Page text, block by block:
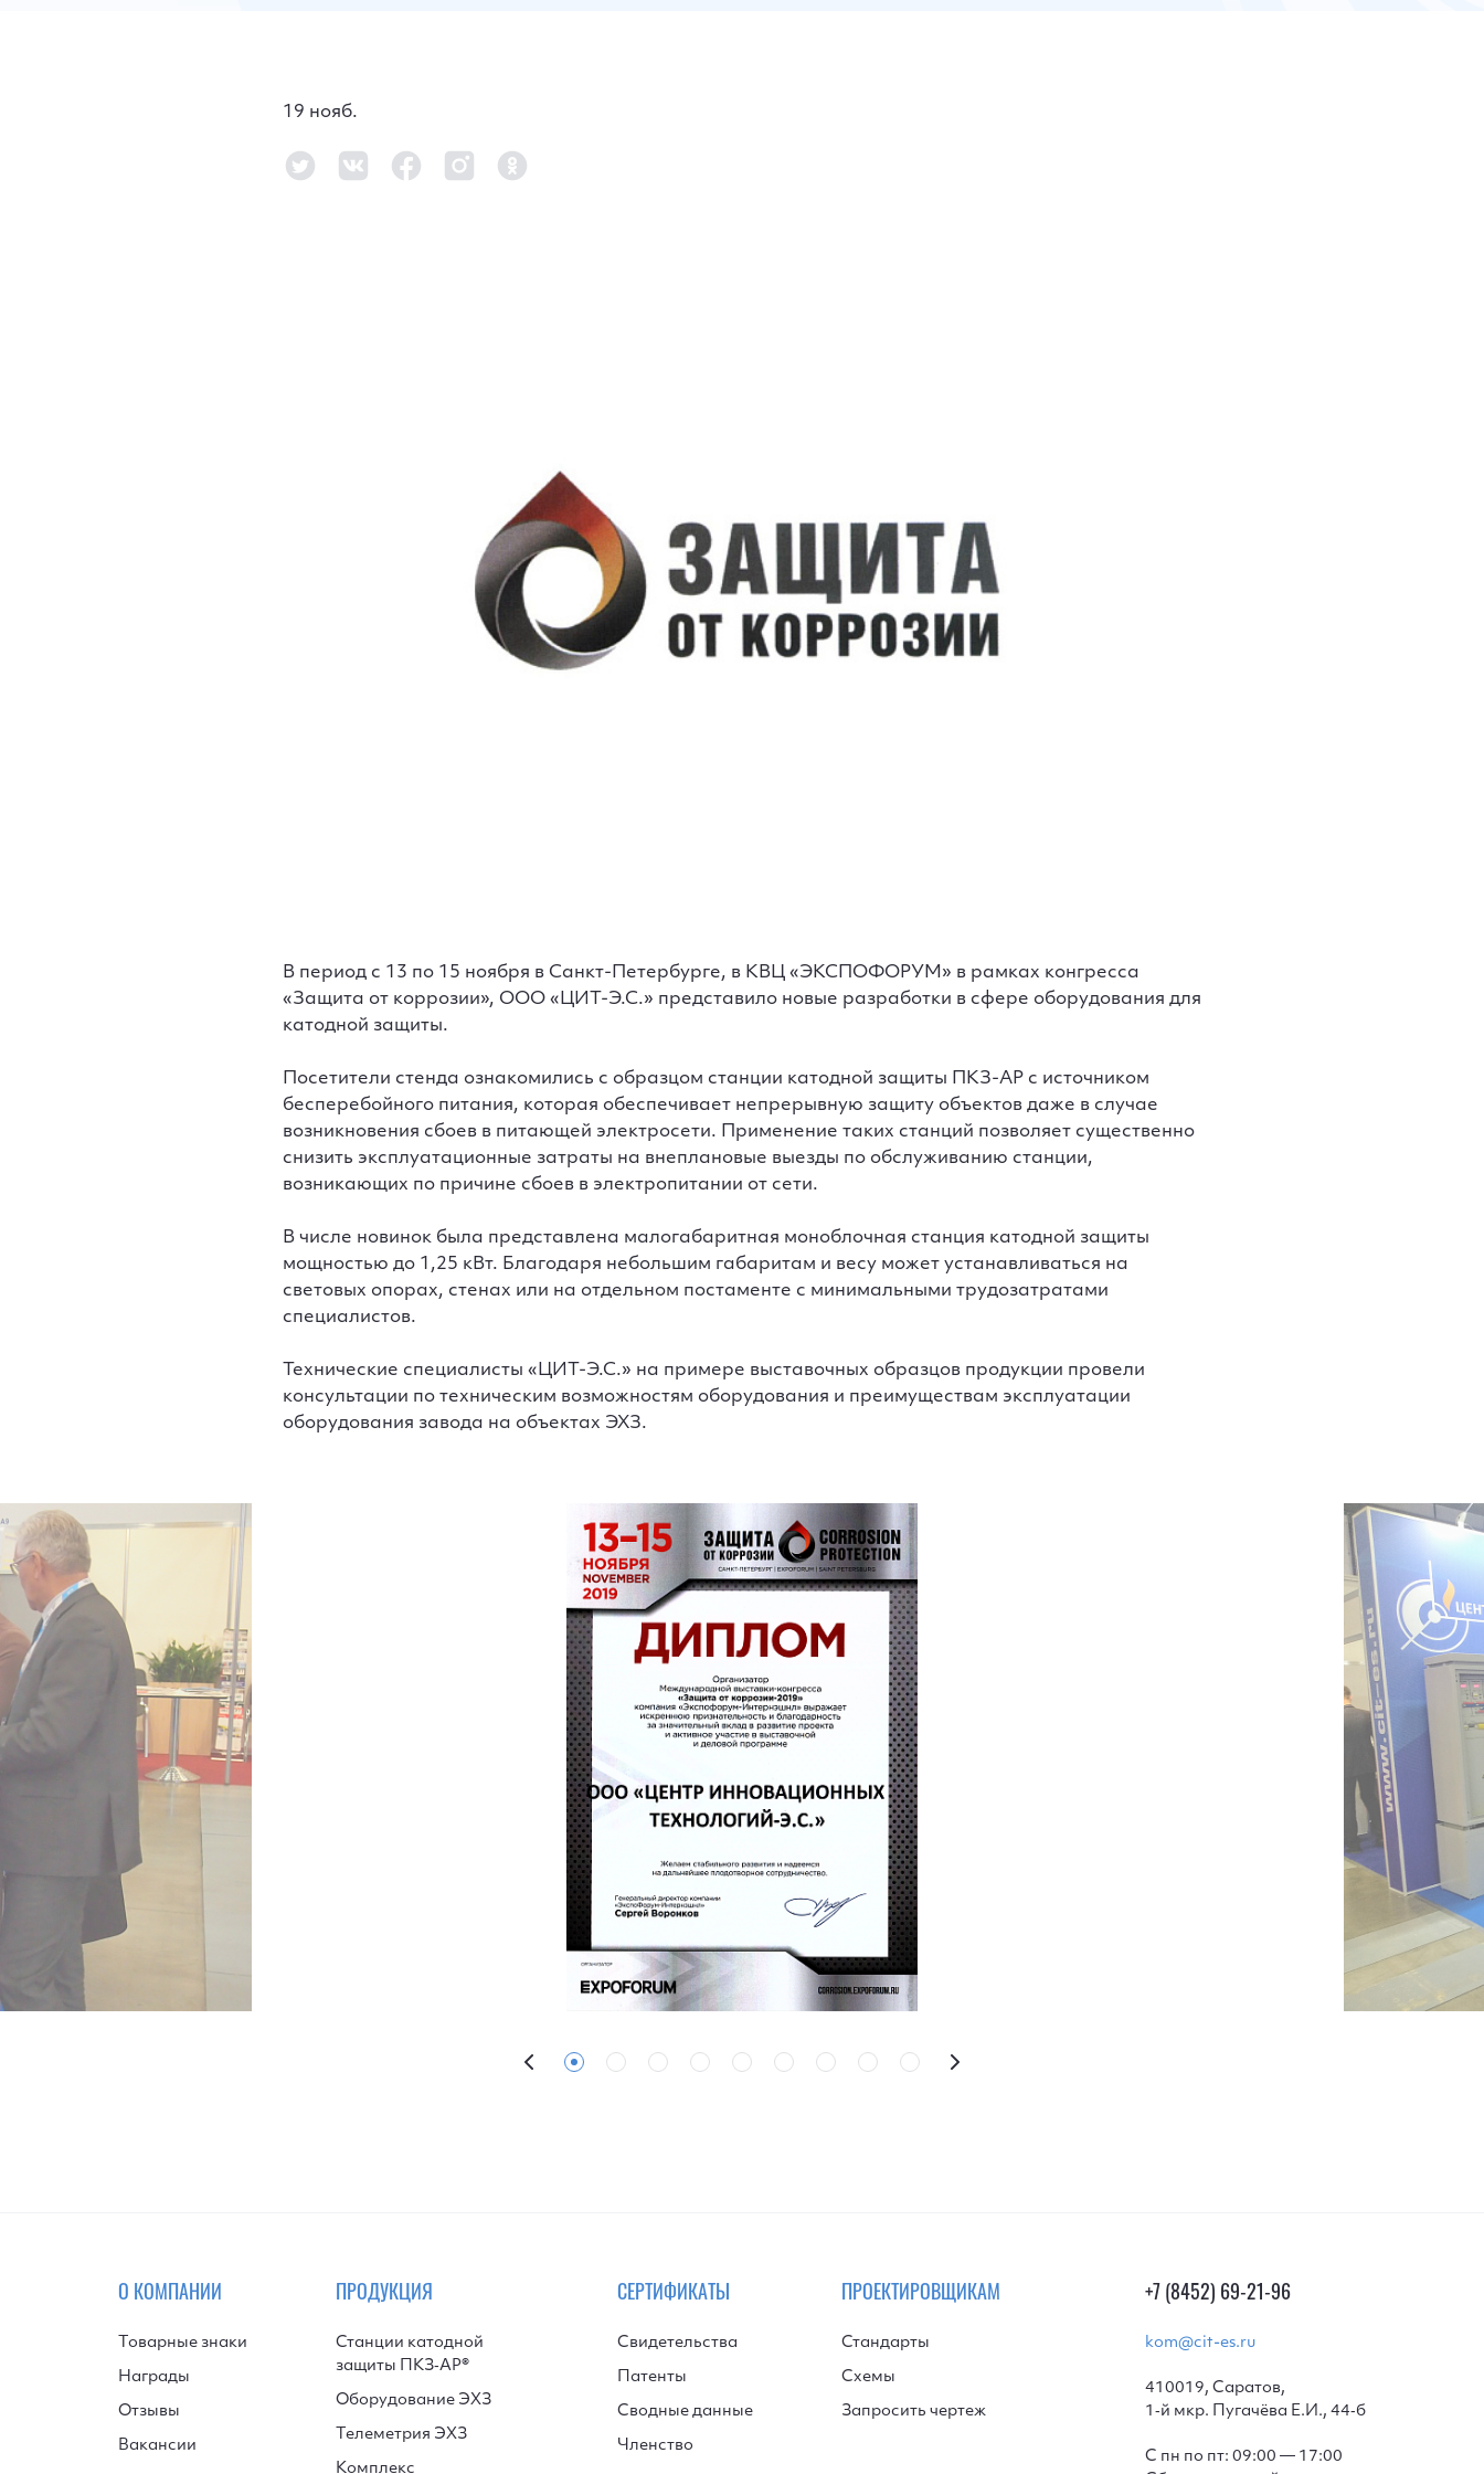
19 нояб.
В период с 13 по 15 ноября в Санкт-Петербурге, в КВЦ «ЭКСПОФОРУМ» в рамках конгресса
«Защита от коррозии», ООО «ЦИТ-Э.С.» представило новые разработки в сфере оборудования для
катодной защиты.
Посетители стенда ознакомились с образцом станции катодной защиты ПКЗ-АР с источником
бесперебойного питания, которая обеспечивает непрерывную защиту объектов даже в случае
возникновения сбоев в питающей электросети. Применение таких станций позволяет существенно
снизить эксплуатационные затраты на внеплановые выезды по обслуживанию станции,
возникающих по причине сбоев в электропитании от сети.
В числе новинок была представлена малогабаритная моноблочная станция катодной защиты
мощностью до 1,25 кВт. Благодаря небольшим габаритам и весу может устанавливаться на
световых опорах, стенах или на отдельном постаменте с минимальными трудозатратами
специалистов.
Технические специалисты «ЦИТ-Э.С.» на примере выставочных образцов продукции провели
консультации по техническим возможностям оборудования и преимуществам эксплуатации
оборудования завода на объектах ЭХЗ.
О КОМПАНИИ
Товарные знаки
Награды
Отзывы
Вакансии
ПРОДУКЦИЯ
Станции катодной
защиты ПКЗ‑АР®
Оборудование ЭХЗ
Телеметрия ЭХЗ
Комплекс
СЕРТИФИКАТЫ
Свидетельства
Патенты
Сводные данные
Членство
ПРОЕКТИРОВЩИКАМ
Стандарты
Схемы
Запросить чертеж
+7 (8452) 69-21-96
kom@cit-es.ru
410019, Саратов,
1‑й мкр. Пугачёва Е.И., 44‑б
С пн по пт: 09:00 — 17:00